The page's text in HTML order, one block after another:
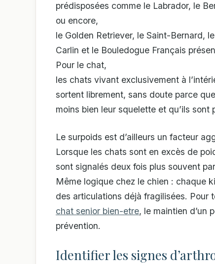
prédisposées comme le Labrador, le
ou encore,
le Golden Retriever, le Saint-Bernard,
Carlin et le Bouledogue Français
Pour le chat,
les chats vivant exclusivement à
sortent librement, sans doute parce
moins bien leur squelette et qu’ils sont
Le surpoids est d’ailleurs un facteur
Lorsque les chats sont en excès de
sont signalés deux fois plus souvent
Même logique chez le chien : chaque
des articulations déjà fragilisées. Pour
chat senior bien-etre, le maintien d’un
prévention.
Identifier les signes